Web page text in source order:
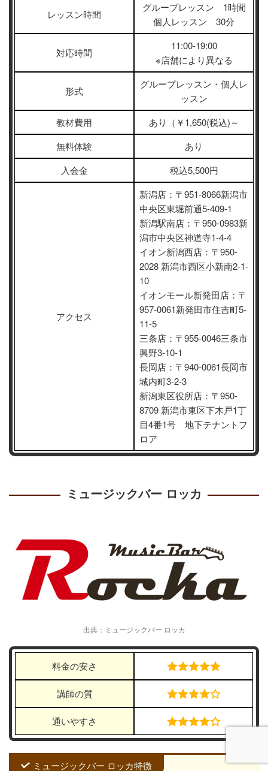
レッスン時間
グループレッスン 1時間
個人レッスン 30分
対応時間
11:00-19:00
※店舗により異なる
形式
グループレッスン・個人レ
ッスン
教材費用
あり（￥1,650(税込)～
無料体験
あり
入会金
税込5,500円
アクセス
新潟店：〒951‐8066新潟市
中央区東堀前通5-409-1
新潟駅南店：〒950‐0983新
潟市中央区神道寺1-4-4
イオン新潟西店：〒950‐
2028 新潟市西区小新南2-1-
10
イオンモール新発田店：〒
957‐0061新発田市住吉町5-
11-5
三条店：〒955‐0046三条市
興野3-10-1
長岡店：〒940‐0061長岡市
城内町3-2-3
新潟東区役所店：〒950-
8709 新潟市東区下木戸1丁
目4番1号 地下テナントフ
ロア
ミュージックバー ロッカ
出典：ミュージックバー ロッカ
料金の安さ
講師の質
通いやすさ
ミュージックバー ロッカ特徴